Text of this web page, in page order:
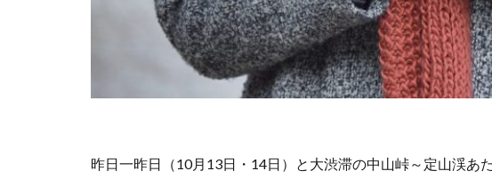
昨日一昨日（10月13日・14日）と大渋滞の中山峠～定山渓あ